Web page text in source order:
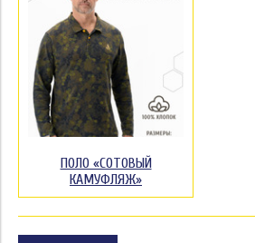
ПОЛО «СОТОВЫЙ
КАМУФЛЯЖ»